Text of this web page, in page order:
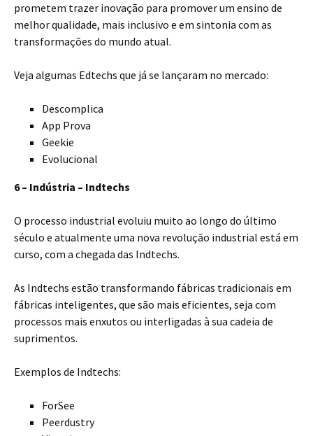
prometem trazer inovação para promover um ensino de
melhor qualidade, mais inclusivo e em sintonia com as
transformações do mundo atual.
Veja algumas Edtechs que já se lançaram no mercado:
Descomplica
App Prova
Geekie
Evolucional
6 – Indústria – Indtechs
O processo industrial evoluiu muito ao longo do último
século e atualmente uma nova revolução industrial está em
curso, com a chegada das Indtechs.
As Indtechs estão transformando fábricas tradicionais em
fábricas inteligentes, que são mais eficientes, seja com
processos mais enxutos ou interligadas à sua cadeia de
suprimentos.
Exemplos de Indtechs:
ForSee
Peerdustry